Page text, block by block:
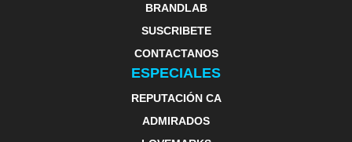
BRANDLAB
SUSCRIBETE
CONTACTANOS
ESPECIALES
REPUTACIÓN CA
ADMIRADOS